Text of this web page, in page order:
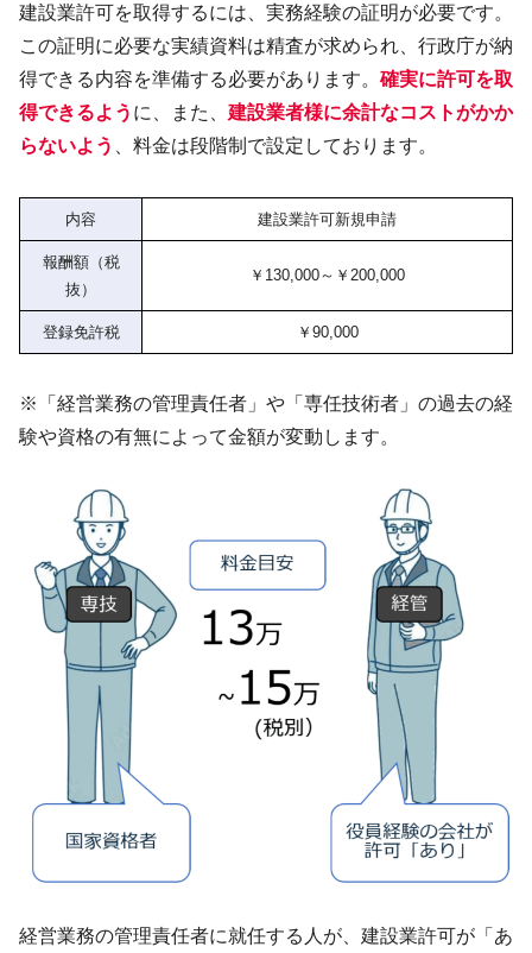
建設業許可を取得するには、実務経験の証明が必要です。
この証明に必要な実績資料は精査が求められ、行政庁が納
得できる内容を準備する必要があります。 確実に許可を取
得できるよう に、また、 建設業者様に余計なコストがかか
らないよう
、料金は段階制で設定しております。
内容 建設業許可新規申請
報酬額（税
抜）
￥130,000～￥200,000
登録免許税 ￥90,000
※「経営業務の管理責任者」や「専任技術者」の過去の経
験や資格の有無によって金額が変動します。
経営業務の管理責任者に就任する人が、建設業許可が「あ